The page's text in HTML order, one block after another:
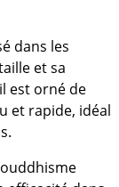
dans les
et sa
est orné de
et rapide, idéal